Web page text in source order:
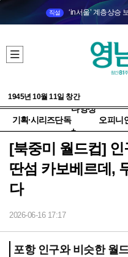
직설 ‘in서울’ 계층상승
1945년 10월 11일 창간
기획·시리즈단독
다양성
+
오피니
[북중미 월드컵] 인
딴섬 카보베르데,
다
2026-06-16 17:17
포항 인구와 비슷한 월